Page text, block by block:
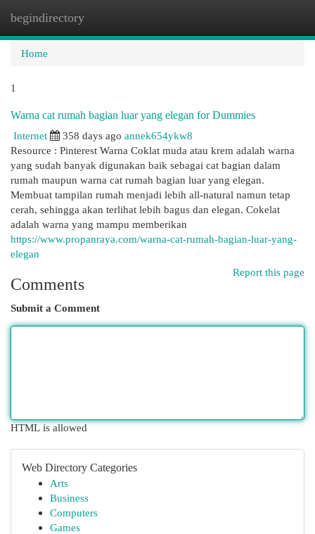
begindirectory
Home
1
Warna cat rumah bagian luar yang elegan for Dummies
Internet
358 days ago annek654ykw8
Resource : Pinterest Warna Coklat muda atau krem adalah warna
yang sudah banyak digunakan baik sebagai cat bagian dalam
rumah maupun warna cat rumah bagian luar yang elegan.
Membuat tampilan rumah menjadi lebih all-natural namun tetap
cerah, sehingga akan terlihat lebih bagus dan elegan. Cokelat
adalah warna yang mampu memberikan
https://www.propanraya.com/warna-cat-rumah-bagian-luar-yang-
elegan
Report this page
Comments
Submit a Comment
HTML is allowed
Web Directory Categories
Arts
Business
Computers
Games